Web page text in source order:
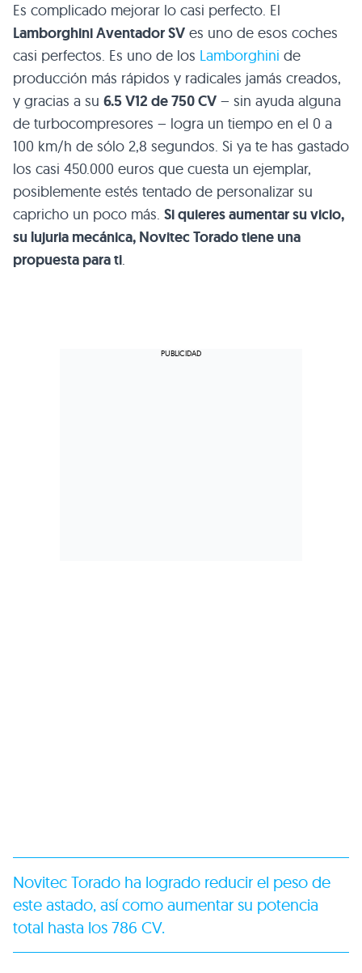
Es complicado mejorar lo casi perfecto. El
Lamborghini Aventador SV es uno de esos coches
casi perfectos. Es uno de los Lamborghini de
producción más rápidos y radicales jamás creados,
y gracias a su 6.5 V12 de 750 CV – sin ayuda alguna
de turbocompresores – logra un tiempo en el 0 a
100 km/h de sólo 2,8 segundos. Si ya te has gastado
los casi 450.000 euros que cuesta un ejemplar,
posiblemente estés tentado de personalizar su
capricho un poco más. Si quieres aumentar su vicio,
su lujuria mecánica, Novitec Torado tiene una
propuesta para ti.
Novitec Torado ha logrado reducir el peso de
este astado, así como aumentar su potencia
total hasta los 786 CV.